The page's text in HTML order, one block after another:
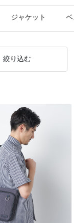
ジャケット
絞り込む